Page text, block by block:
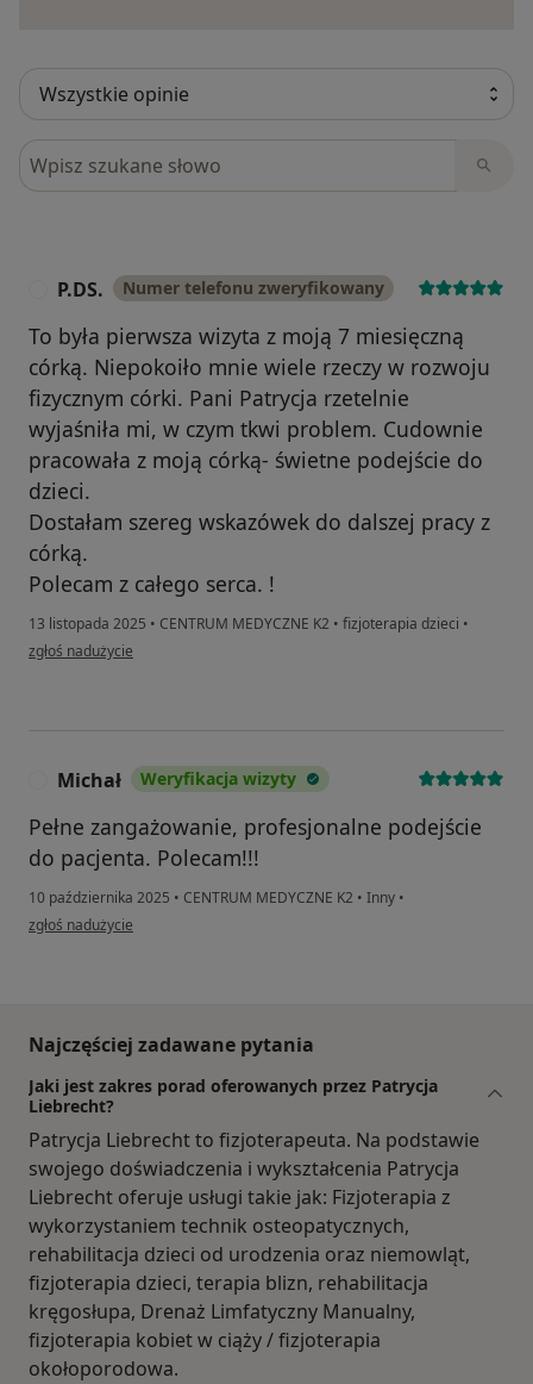
Szukaj w opiniach
P.DS. Numer telefonu zweryfikowany
To była pierwsza wizyta z moją 7 miesięczną
córką. Niepokoiło mnie wiele rzeczy w rozwoju
fizycznym córki. Pani Patrycja rzetelnie
wyjaśniła mi, w czym tkwi problem. Cudownie
pracowała z moją córką- świetne podejście do
dzieci.
Dostałam szereg wskazówek do dalszej pracy z
córką.
Polecam z całego serca. !
13 listopada 2025 • CENTRUM MEDYCZNE K2 • fizjoterapia dzieci •
w opinii użytkownika P.DS.
zgłoś nadużycie
Michał Weryfikacja wizyty
Pełne zangażowanie, profesjonalne podejście
do pacjenta. Polecam!!!
10 października 2025 • CENTRUM MEDYCZNE K2 • Inny •
w opinii użytkownika Michał
zgłoś nadużycie
Najczęściej zadawane pytania
Jaki jest zakres porad oferowanych przez Patrycja
Liebrecht?
Patrycja Liebrecht to fizjoterapeuta. Na podstawie
swojego doświadczenia i wykształcenia Patrycja
Liebrecht oferuje usługi takie jak: Fizjoterapia z
wykorzystaniem technik osteopatycznych,
rehabilitacja dzieci od urodzenia oraz niemowląt,
fizjoterapia dzieci, terapia blizn, rehabilitacja
kręgosłupa, Drenaż Limfatyczny Manualny,
fizjoterapia kobiet w ciąży / fizjoterapia
okołoporodowa.